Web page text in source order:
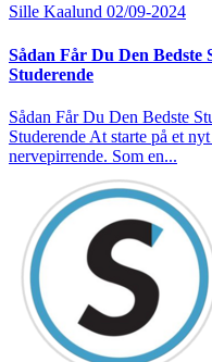
Sille Kaalund 02/09-2024
Sådan Får Du Den Bedste
Studerende
Sådan Får Du Den Bedste
Studerende At starte på et
nervepirrende. Som en...